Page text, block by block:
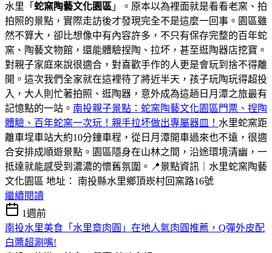
水里「 蛇窯陶藝文化園區 」。原本以為裡面就是看看老窯、拍
拍照的景點，實際走訪後才發現完全不是這麼一回事。園區雖
然不算大，卻比想像中有內容許多，不只有保存完整的百年蛇
窯、陶藝文物館，還能體驗捏陶、拉坏，甚至逛陶器店挖寶。
對親子家庭來說很適合，對喜歡手作的人更是會玩到捨不得離
開。這次我們全家就在這裡待了將近半天，孩子玩陶玩得超投
入，大人則忙著拍照、逛陶器，意外成為這趟日月潭之旅最有
記憶點的一站。 南投親子景點：蛇窯陶藝文化園區門票、捏陶
體驗、百年蛇窯一次玩！親手拉坏做出專屬器皿！ 水里蛇窯距
離車埕車站大約10分鐘車程，從日月潭開車過來也不遠，很適
合安排成順遊景點。園區隱身在山林之間，沿途環境清幽，一
抵達就能感受到濃濃的懷舊氛圍。📍景點資訊｜水里蛇窯陶藝
文化園區 地址： 南投縣水里鄉頂崁村回窯路16號
繼續閱讀
1週前
南投水里美食「水里章肉圓」在地人氣肉圓推薦，Q彈外皮配
白醬超涮嘴!